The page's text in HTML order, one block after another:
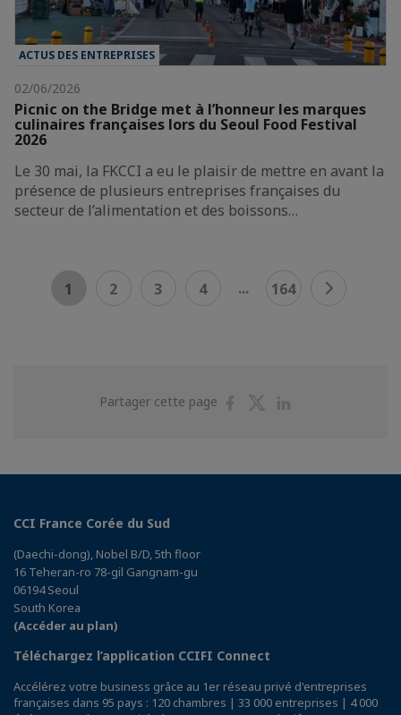
ACTUS DES ENTREPRISES
02/06/2026
Picnic on the Bridge met à l’honneur les marques
culinaires françaises lors du Seoul Food Festival
2026
Le 30 mai, la FKCCI a eu le plaisir de mettre en avant la
présence de plusieurs entreprises françaises du
secteur de l’alimentation et des boissons…
1 2 3 4 ... 164
Partager cette page
PartagerPartager
CCI France Corée du Sud
(Daechi-dong), Nobel B/D, 5th floor
16 Teheran-ro 78-gil Gangnam-gu
06194 Seoul
South Korea
(Accéder au plan)
Téléchargez l’application CCIFI Connect
Accélérez votre business grâce au 1er réseau privé d'entreprises
françaises dans 95 pays : 120 chambres | 33 000 entreprises | 4 000